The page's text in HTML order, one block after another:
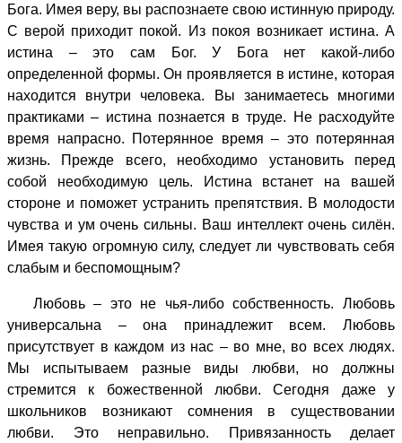
Бога. Имея веру, вы распознаете свою истинную природу.
С верой приходит покой. Из покоя возникает истина. А
истина – это сам Бог. У Бога нет какой-либо
определенной формы. Он проявляется в истине, которая
находится внутри человека. Вы занимаетесь многими
практиками – истина познается в труде. Не расходуйте
время напрасно.
Потерянное время – это потерянная
жизнь. Прежде всего, необходимо установить перед
собой необходимую цель. Истина встанет на вашей
стороне и поможет устранить препятствия. В молодости
чувства и ум очень сильны. Ваш интеллект очень силён.
Имея такую огромную силу, следует ли чувствовать себя
слабым и беспомощным?
Любовь – это не чья-либо собственность. Любовь
универсальна – она принадлежит всем. Любовь
присутствует в каждом из нас – во мне, во всех людях.
Мы испытываем разные виды любви, но должны
стремится к божественной любви. Сегодня даже у
школьников возникают сомнения в существовании
любви. Это неправильно. Привязанность делает